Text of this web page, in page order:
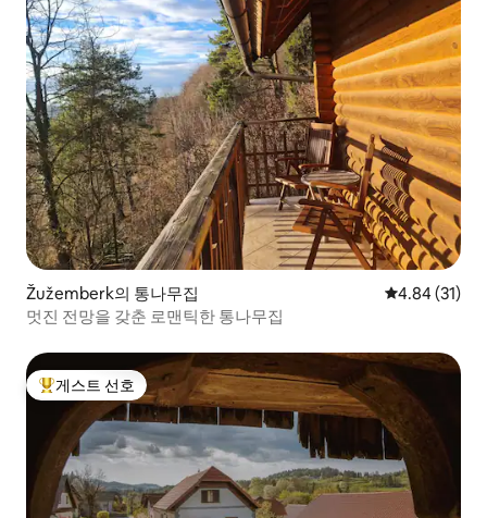
Žužemberk의 통나무집 평점 4.84점
4.84 (31)
멋진 전망을 갖춘 로맨틱한 통나무집
상위 게스트 선호
게스트 선호